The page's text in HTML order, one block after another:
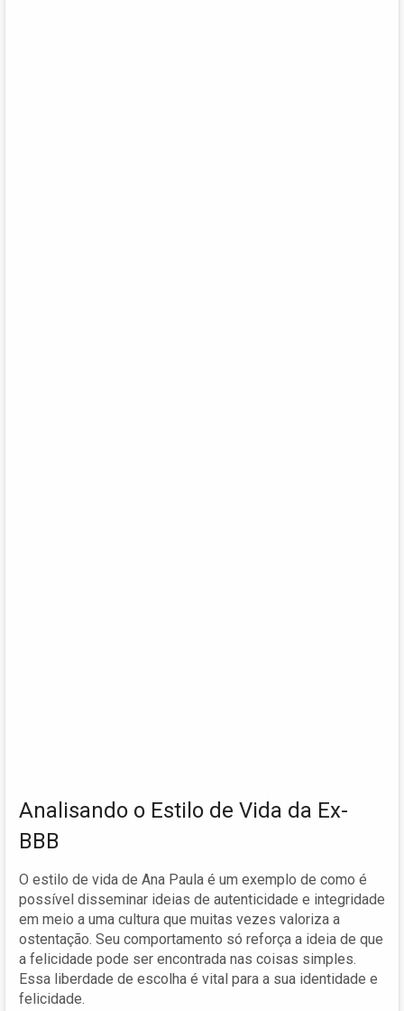
Analisando o Estilo de Vida da Ex-
BBB
O estilo de vida de Ana Paula é um exemplo de como é
possível disseminar ideias de autenticidade e integridade
em meio a uma cultura que muitas vezes valoriza a
ostentação. Seu comportamento só reforça a ideia de que
a felicidade pode ser encontrada nas coisas simples.
Essa liberdade de escolha é vital para a sua identidade e
felicidade.